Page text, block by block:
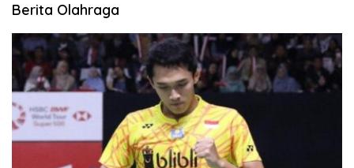
Berita Olahraga